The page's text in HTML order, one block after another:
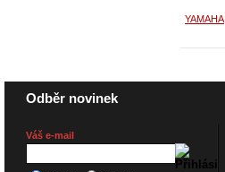
YAMAHA
Odběr novinek
Váš e-mail